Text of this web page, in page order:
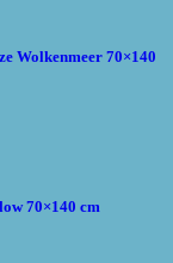
Wolkenmeer 70×140
70×140 cm